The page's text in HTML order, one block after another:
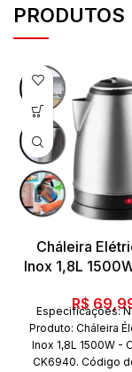
Cháleira
Inox 1,8L
R$
Especificações:
Produto: Cháleira
Inox 1,8L 1500W -
CK6940. Código